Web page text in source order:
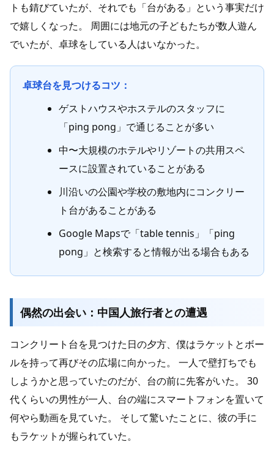
トも錆びていたが、それでも「台がある」という事実だけ
で嬉しくなった。 周囲には地元の子どもたちが数人遊ん
でいたが、卓球をしている人はいなかった。
卓球台を見つけるコツ：
ゲストハウスやホステルのスタッフに
「ping pong」で通じることが多い
中〜大規模のホテルやリゾートの共用スペ
ースに設置されていることがある
川沿いの公園や学校の敷地内にコンクリー
ト台があることがある
Google Mapsで「table tennis」「ping
pong」と検索すると情報が出る場合もある
偶然の出会い：中国人旅行者との遭遇
コンクリート台を見つけた日の夕方、僕はラケットとボー
ルを持って再びその広場に向かった。 一人で壁打ちでも
しようかと思っていたのだが、台の前に先客がいた。 30
代くらいの男性が一人、台の端にスマートフォンを置いて
何やら動画を見ていた。 そして驚いたことに、彼の手に
もラケットが握られていた。